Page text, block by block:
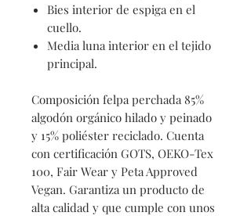
Bies interior de espiga en el
cuello.
Media luna interior en el tejido
principal.
Composición felpa perchada 85%
algodón orgánico hilado y peinado
y 15% poliéster reciclado. Cuenta
con certificación GOTS, OEKO-Tex
100, Fair Wear y Peta Approved
Vegan. Garantiza un producto de
alta calidad y que cumple con unos